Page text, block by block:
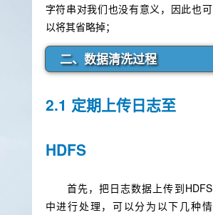
字符串对我们也没有意义，因此也可
以将其省略掉；
二、数据清洗过程
2.1 定期上传日志至
HDFS
首先，把日志数据上传到HDFS
中进行处理，可以分为以下几种情